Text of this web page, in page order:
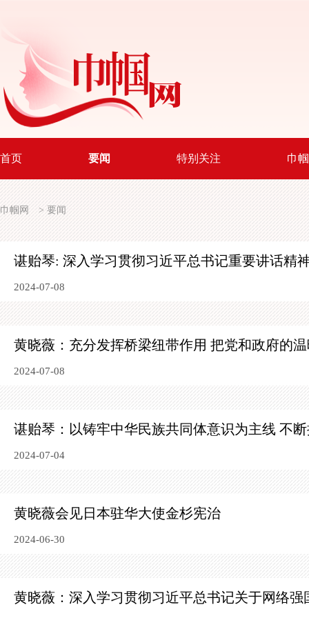
首页 要闻 特别关注 巾
巾帼网 >要闻
谌贻琴: 深入学习贯彻习近平总书记重要讲话精
2024-07-08
黄晓薇：充分发挥桥梁纽带作用 把党和政府的
2024-07-08
谌贻琴：以铸牢中华民族共同体意识为主线 不
2024-07-04
黄晓薇会见日本驻华大使金杉宪治
2024-06-30
黄晓薇：深入学习贯彻习近平总书记关于网络强